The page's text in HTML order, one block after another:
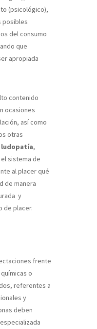
(psicológico),
posibles
del consumo
que
apropiada
contenido
ocasiones
así como
otras
ludopatía,
sistema de
al placer qué
de manera
y
de placer.
frente
o
referentes a
y
deben